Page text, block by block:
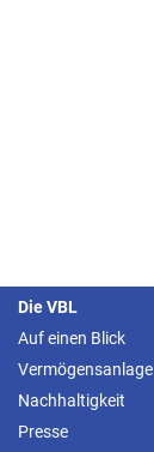
Die VBL
Auf einen Blick
Vermögensanlage
Nachhaltigkeit
Presse